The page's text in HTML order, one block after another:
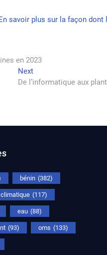
savoir plus sur la façon
en 2023
NextNext
post:
De l’informatique aux
bénin (382)
(117)
eau (88)
(93) oms (133)